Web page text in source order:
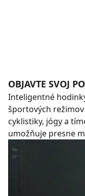
OBJAVTE SVOJ
Inteligentné
športových
cyklistiky, jógy a
umožňuje presne